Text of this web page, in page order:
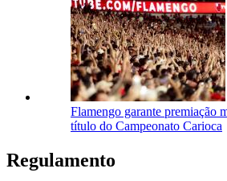
Flamengo garante premiação
título do Campeonato Carioca
Regulamento